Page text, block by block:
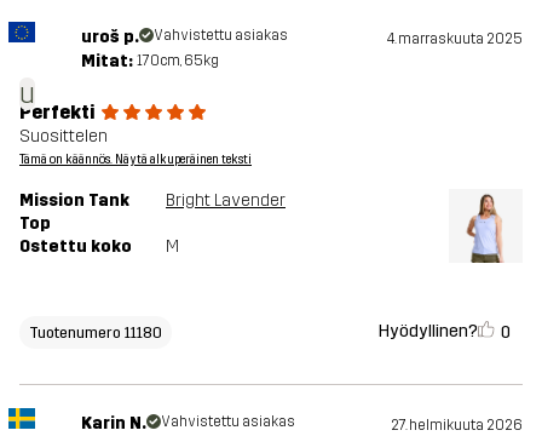
u
uroš p. Vahvistettu asiakas 4. marraskuuta 2025
Mitat: 170cm, 65kg
Perfekti
Suosittelen
Tämä on käännös. Näytä alkuperäinen teksti
Mission Tank
Top
Bright Lavender
Ostettu koko M
Tuotenumero 11180 Hyödyllinen? 0
Karin N. Vahvistettu asiakas 27. helmikuuta 2026